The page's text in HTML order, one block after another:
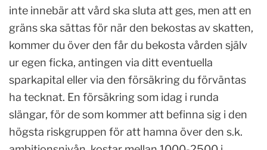
inte innebär att vård ska sluta att ges, men att en
gräns ska sättas för när den bekostas av skatten,
kommer du över den får du bekosta vården själv
ur egen ficka, antingen via ditt eventuella
sparkapital eller via den försäkring du förväntas
ha tecknat. En försäkring som idag i runda
slängar, för de som kommer att befinna sig i den
högsta riskgruppen för att hamna över den s.k.